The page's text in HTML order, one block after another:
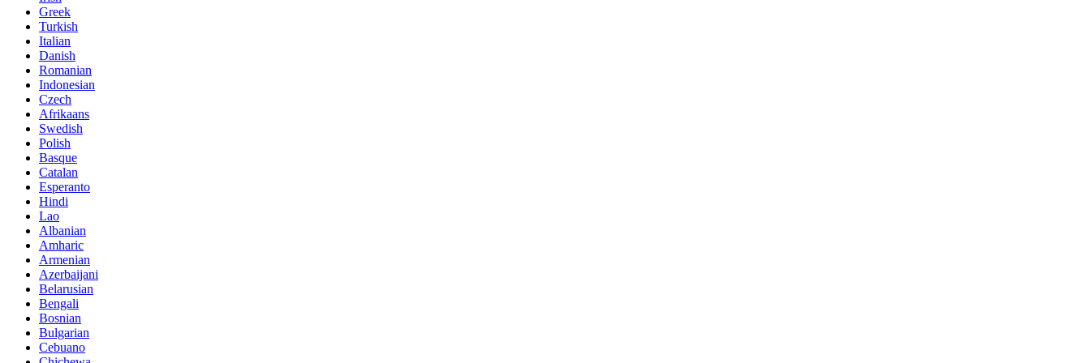
Greek
Turkish
Italian
Danish
Romanian
Indonesian
Czech
Afrikaans
Swedish
Polish
Basque
Catalan
Esperanto
Hindi
Lao
Albanian
Amharic
Armenian
Azerbaijani
Belarusian
Bengali
Bosnian
Bulgarian
Cebuano